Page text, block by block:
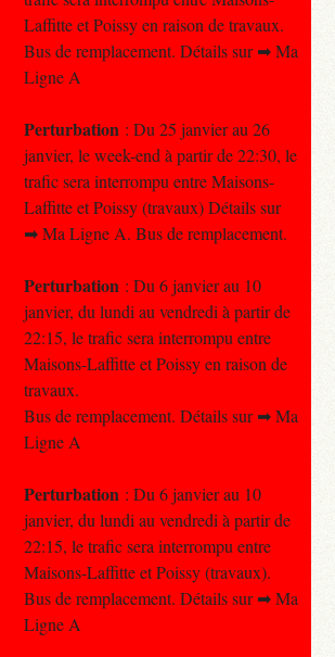
Laffitte et Poissy en raison de travaux.
Bus de remplacement. Détails sur ➡ Ma
Ligne A
Perturbation : Du 25 janvier au 26
janvier, le week-end à partir de 22:30, le
trafic sera interrompu entre Maisons-
Laffitte et Poissy (travaux) Détails sur
➡ Ma Ligne A. Bus de remplacement.
Perturbation : Du 6 janvier au 10
janvier, du lundi au vendredi à partir de
22:15, le trafic sera interrompu entre
Maisons-Laffitte et Poissy en raison de
travaux.
Bus de remplacement. Détails sur ➡ Ma
Ligne A
Perturbation : Du 6 janvier au 10
janvier, du lundi au vendredi à partir de
22:15, le trafic sera interrompu entre
Maisons-Laffitte et Poissy (travaux).
Bus de remplacement. Détails sur ➡ Ma
Ligne A